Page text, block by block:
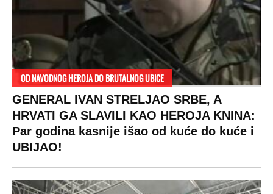
OD NAVODNOG HEROJA DO BRUTALNOG UBICE
GENERAL IVAN STRELJAO SRBE, A
HRVATI GA SLAVILI KAO HEROJA KNINA:
Par godina kasnije išao od kuće do kuće i
UBIJAO!